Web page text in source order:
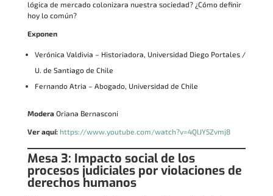
lógica de mercado colonizara nuestra sociedad? ¿Cómo definir
hoy lo común?
Exponen
Verónica Valdivia – Historiadora, Universidad Diego Portales /
U. de Santiago de Chile
Fernando Atria – Abogado, Universidad de Chile
ModeraOriana Bernasconi
Ver aquí: https://www.youtube.com/watch?v=4QlJY5Zvmj8
Mesa 3: Impacto social de los
procesos judiciales por violaciones de
derechos humanos